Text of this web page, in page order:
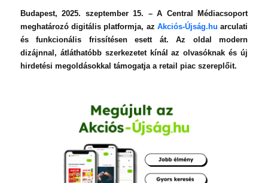
Budapest, 2025. szeptember 15. – A Central Médiacsoport
meghatározó digitális platformja, az Akciós-Újság.hu arculati
és funkcionális frissítésen esett át. Az oldal modern
dizájnnal, átláthatóbb szerkezetet kínál az olvasóknak és új
hirdetési megoldásokkal támogatja a retail piac szereplőit.